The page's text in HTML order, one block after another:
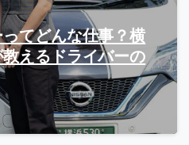
てどんな仕事？横
えるドライバーの